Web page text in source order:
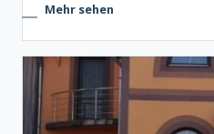
Mehr sehen